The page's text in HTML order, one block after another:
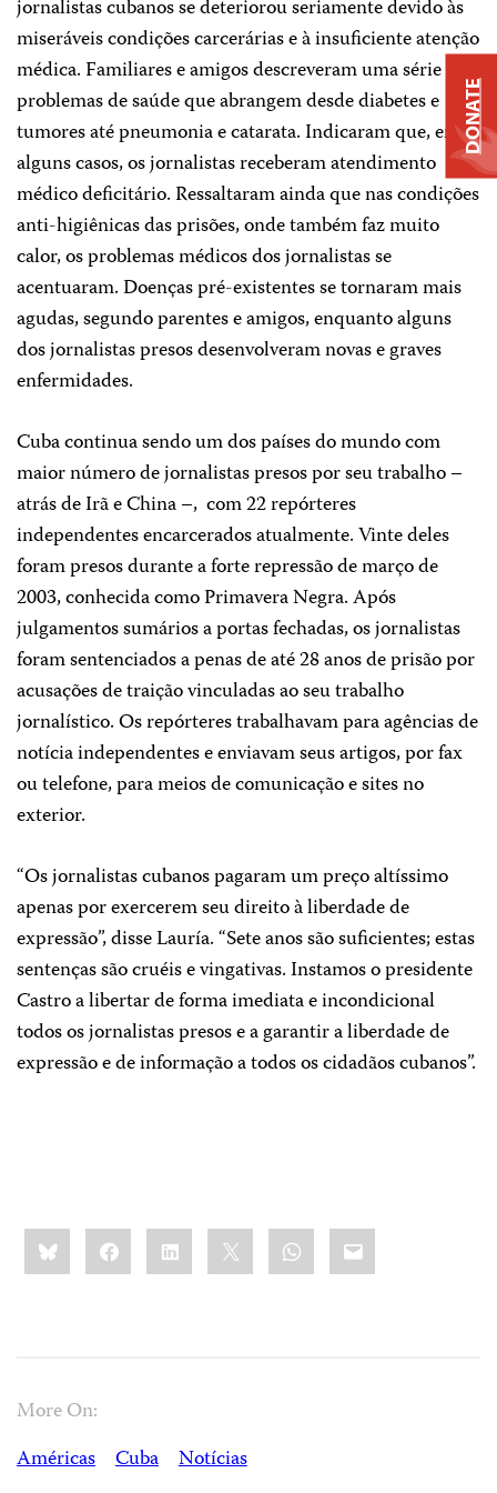
jornalistas cubanos se deteriorou seriamente devido às
miseráveis condições carcerárias e à insuficiente atenção
médica. Familiares e amigos descreveram uma série de
problemas de saúde que abrangem desde diabetes e
tumores até pneumonia e catarata. Indicaram que, em
alguns casos, os jornalistas receberam atendimento
médico deficitário. Ressaltaram ainda que nas condições
anti-higiênicas das prisões, onde também faz muito
calor, os problemas médicos dos jornalistas se
acentuaram. Doenças pré-existentes se tornaram mais
agudas, segundo parentes e amigos, enquanto alguns
dos jornalistas presos desenvolveram novas e graves
enfermidades.
Cuba continua sendo um dos países do mundo com
maior número de jornalistas presos por seu trabalho –
atrás de Irã e China –, com 22 repórteres
independentes encarcerados atualmente. Vinte deles
foram presos durante a forte repressão de março de
2003, conhecida como Primavera Negra. Após
julgamentos sumários a portas fechadas, os jornalistas
foram sentenciados a penas de até 28 anos de prisão por
acusações de traição vinculadas ao seu trabalho
jornalístico. Os repórteres trabalhavam para agências de
notícia independentes e enviavam seus artigos, por fax
ou telefone, para meios de comunicação e sites no
exterior.
“Os jornalistas cubanos pagaram um preço altíssimo
apenas por exercerem seu direito à liberdade de
expressão”, disse Lauría. “Sete anos são suficientes; estas
sentenças são cruéis e vingativas. Instamos o presidente
Castro a libertar de forma imediata e incondicional
todos os jornalistas presos e a garantir a liberdade de
expressão e de informação a todos os cidadãos cubanos”.
Share
this:BlueskyFacebookLinkedIn WhatsApp
Email
More On:
Américas
Cuba
Notícias
DONATE